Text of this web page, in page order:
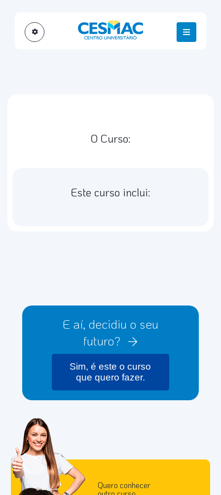
O Curso:
Este curso inclui:
E aí, decidiu o seu
futuro?
Sim, é este o curso
que quero fazer.
Quero conhecer